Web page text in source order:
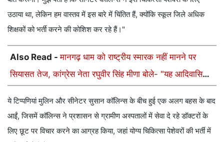
उठाया था, लेकिन हम वास्तव में इस बारे में चिंतित हैं, क्योंकि स्कूल जिले अधिक
शिक्षकों को भर्ती करने की कोशिश कर रहे हैं।"
Also Read -मानगढ़ धाम को राष्ट्रीय स्मारक नहीं मानने पर
सियासत तेज, कांग्रेस नेता रघुवीर सिंह मीणा बोले- "यह आदिवासियों
ये टिप्पणियां मुलिन और सीनेटर सुसान कॉलिन्स के बीच हुई एक अलग बहस के बाद
आईं, जिसमें कॉलिन्स ने प्रशासन से ग्रामीण अस्पतालों में सेवा दे रहे डॉक्टरों के
लिए छूट पर विचार करने का आग्रह किया, जहां योग्य चिकित्सा पेशेवरों की भर्ती में